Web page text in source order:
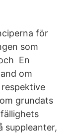
för
som
En
om
grundats
suppleanter,